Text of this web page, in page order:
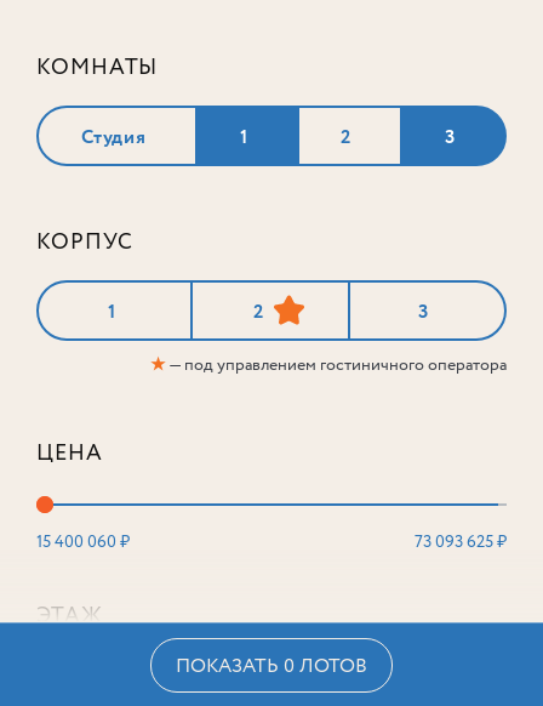
КОМНАТЫ
Студия 1 2 3
КОРПУС
1 2 3
★— под управлением гостиничного оператора
ЦЕНА
15 400 060 ₽ 73 093 625 ₽
ЭТАЖ
ПОКАЗАТЬ 0 ЛОТОВ